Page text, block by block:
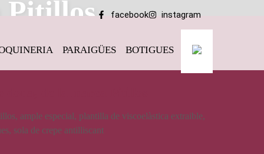
facebook instagram
PARAIGÜES BOTIGUES
Pitillos
ample especial, plantilla de viscoelàstica extraible,
sola de crepe antilliscant